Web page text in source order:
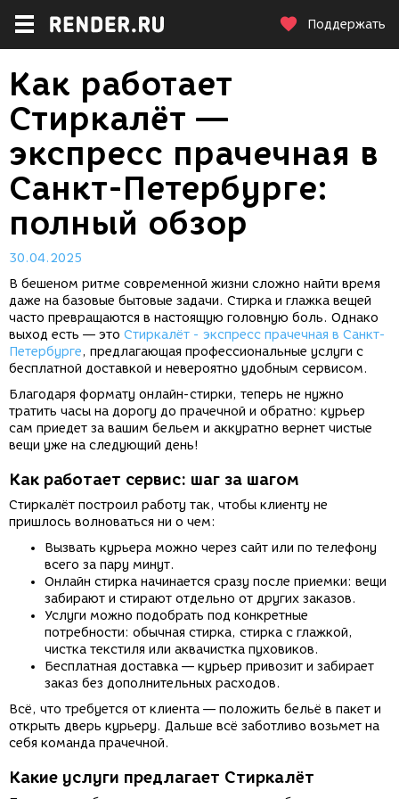
Поддержать
Как работает
Стиркалёт —
экспресс прачечная в
Санкт-Петербурге:
полный обзор
30.04.2025
В бешеном ритме современной жизни сложно найти время
даже на базовые бытовые задачи. Стирка и глажка вещей
часто превращаются в настоящую головную боль. Однако
выход есть — это Стиркалёт - экспресс прачечная в Санкт-
Петербурге, предлагающая профессиональные услуги с
бесплатной доставкой и невероятно удобным сервисом.
Благодаря формату онлайн-стирки, теперь не нужно
тратить часы на дорогу до прачечной и обратно: курьер
сам приедет за вашим бельем и аккуратно вернет чистые
вещи уже на следующий день!
Как работает сервис: шаг за шагом
Стиркалёт построил работу так, чтобы клиенту не
пришлось волноваться ни о чем:
Вызвать курьера можно через сайт или по телефону
всего за пару минут.
Онлайн стирка начинается сразу после приемки: вещи
забирают и стирают отдельно от других заказов.
Услуги можно подобрать под конкретные
потребности: обычная стирка, стирка с глажкой,
чистка текстиля или аквачистка пуховиков.
Бесплатная доставка — курьер привозит и забирает
заказ без дополнительных расходов.
Всё, что требуется от клиента — положить бельё в пакет и
открыть дверь курьеру. Дальше всё заботливо возьмет на
себя команда прачечной.
Какие услуги предлагает Стиркалёт